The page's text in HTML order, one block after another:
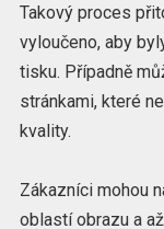
Takový proces
vyloučeno, aby
tisku. Případně
stránkami, které
kvality.
Zákazníci mohou
oblastí obrazu a